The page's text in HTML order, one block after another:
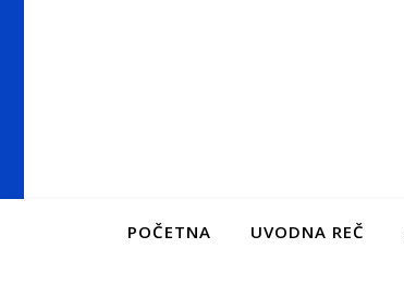
POČETNA UVODNA REČ